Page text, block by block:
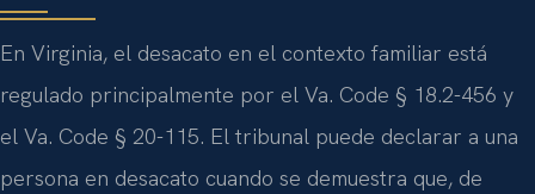
En Virginia, el desacato en el contexto familiar está
regulado principalmente por el Va. Code § 18.2-456 y
el Va. Code § 20-115. El tribunal puede declarar a una
persona en desacato cuando se demuestra que, de